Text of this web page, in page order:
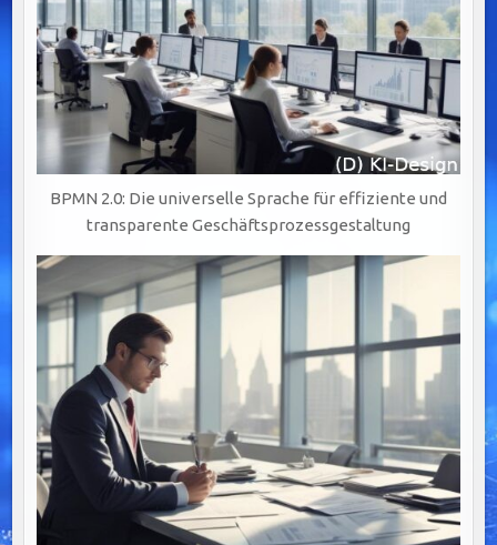
BPMN 2.0: Die universelle Sprache für effiziente und
transparente Geschäftsprozessgestaltung